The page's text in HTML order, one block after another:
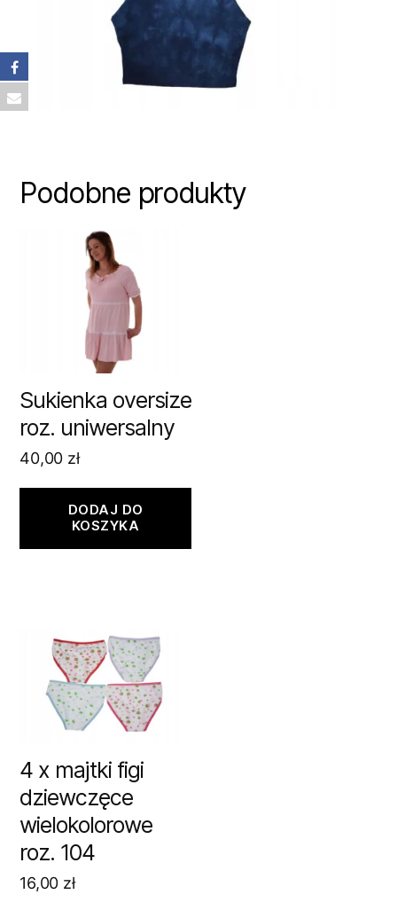
Podobne produkty
Sukienka oversize
roz. uniwersalny
40,00 zł
DODAJ DO
KOSZYKA
4 x majtki figi
dziewczęce
wielokolorowe
roz. 104
16,00 zł